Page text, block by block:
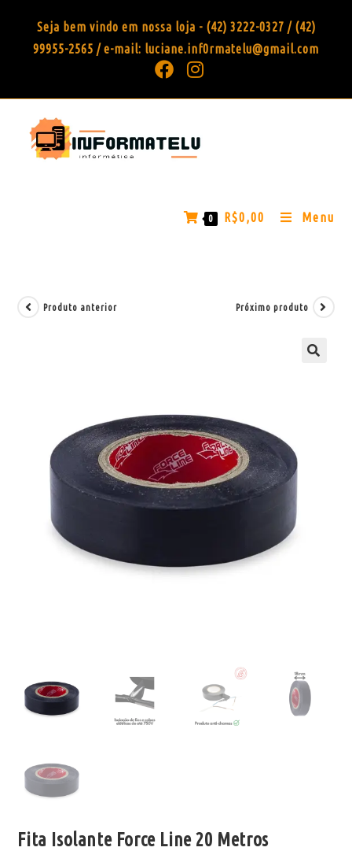
Seja bem vindo em nossa loja - (42) 3222-0327 / (42)
99955-2565 / e-mail: luciane.inf0rmatelu@gmail.com
0 R$0,00 Menu
Produto anterior Próximo produto
Fita Isolante Force Line 20 Metros